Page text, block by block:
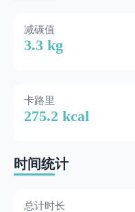
减碳值
3.3 kg
卡路里
275.2 kcal
时间统计
总计时长